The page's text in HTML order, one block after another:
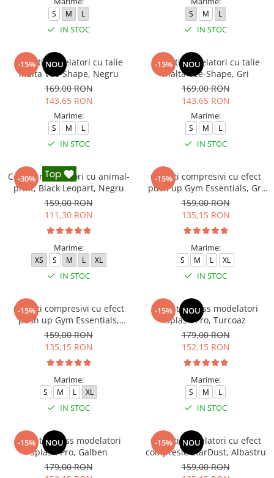
S M L
IN STOC
S M L
IN STOC
-15% NOU
Colanti modelatori cu talie
inalta Vee-Shape, Negru
169,00 RON
143,65 RON
Marime:
S M L
IN STOC
-15% NOU
Colanti modelatori cu talie
inalta Vee-Shape, Gri
169,00 RON
143,65 RON
Marime:
S M L
IN STOC
-30%
Colanti modelatori cu animal-
print, Black Leopart, Negru
159,00 RON
111,30 RON
Marime:
XS S M L XL
IN STOC
-15%
Colanti compresivi cu efect
push up Gym Essentials, Gri
inchis
159,00 RON
135,15 RON
Marime:
S M L XL
IN STOC
-15%
Colanti compresivi cu efect
push up Gym Essentials,
Verde
159,00 RON
135,15 RON
Marime:
S M L XL
IN STOC
-15% NOU
Colanti fitness modelatori
Splash Pro, Turcoaz
179,00 RON
152,15 RON
Marime:
S M L
IN STOC
-15% NOU
Colanti fitness modelatori
Splash Pro, Galben
179,00 RON
-15% NOU
Colanti modelatori cu efect
compresie StarDust, Albastru
159,00 RON